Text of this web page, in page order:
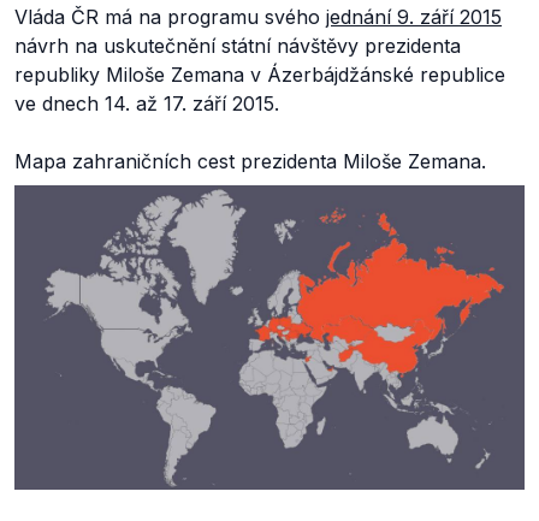
Vláda ČR má na programu svého jednání 9. září 2015
návrh na uskutečnění státní návštěvy prezidenta
republiky Miloše Zemana v Ázerbájdžánské republice
ve dnech 14. až 17. září 2015.
Mapa zahraničních cest prezidenta Miloše Zemana.